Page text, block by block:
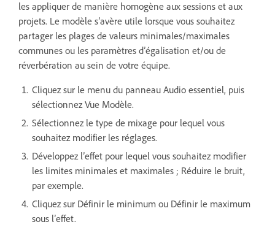
les appliquer de manière homogène aux sessions et aux
projets. Le modèle s’avère utile lorsque vous souhaitez
partager les plages de valeurs minimales/maximales
communes ou les paramètres d’égalisation et/ou de
réverbération au sein de votre équipe.
Cliquez sur le menu du panneau Audio essentiel, puis
sélectionnez Vue Modèle.
Sélectionnez le type de mixage pour lequel vous
souhaitez modifier les réglages.
Développez l’effet pour lequel vous souhaitez modifier
les limites minimales et maximales ; Réduire le bruit,
par exemple.
Cliquez sur Définir le minimum ou Définir le maximum
sous l’effet.